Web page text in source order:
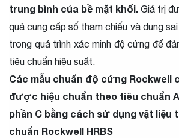
trung bình của bề mặt khối. Giá trị
quả cung cấp số tham chiếu và dung
trong quá trình xác minh độ cứng để
tiêu chuẩn hiệu suất.
Các mẫu chuẩn độ cứng Rockwell
được hiệu chuẩn theo tiêu chuẩn
phần C bằng cách sử dụng vật liệu
chuẩn Rockwell HRBS